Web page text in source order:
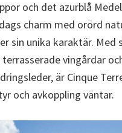
och det azurblå
charm med orörd
sin unika karaktär. Med
vingårdar
är Cinque
och avkoppling väntar.